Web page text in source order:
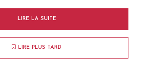
LIRE LA SUITE
LIRE PLUS TARD